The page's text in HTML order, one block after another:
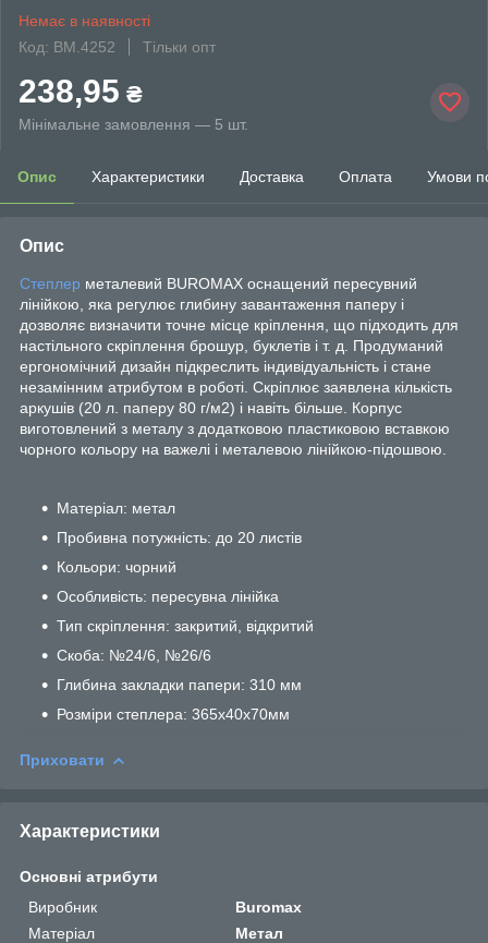
Немає в наявності
Код: BM.4252
Тільки опт
238,95 ₴
Мінімальне замовлення — 5 шт.
Опис Характеристики Доставка Оплата Умови
Опис
Степлер металевий BUROMAX оснащений пересувний
лінійкою, яка регулює глибину завантаження паперу і
дозволяє визначити точне місце кріплення, що підходить для
настільного скріплення брошур, буклетів і т. д. Продуманий
ергономічний дизайн підкреслить індивідуальність і стане
незамінним атрибутом в роботі. Скріплює заявлена кількість
аркушів (20 л. паперу 80 г/м2) і навіть більше. Корпус
виготовлений з металу з додатковою пластиковою вставкою
чорного кольору на важелі і металевою лінійкою-підошвою.
Матеріал: метал
Пробивна потужність: до 20 листів
Кольори: чорний
Особливість: пересувна лінійка
Тип скріплення: закритий, відкритий
Скоба: №24/6, №26/6
Глибина закладки папери: 310 мм
Розміри степлера: 365х40х70мм
Приховати
Характеристики
Основні атрибути
Виробник
Buromax
Матеріал
Метал